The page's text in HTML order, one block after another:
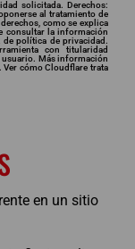
solicitada. Derechos:
al tratamiento de
como se explica
consultar la información
política de privacidad.
con titularidad
usuario. Más información
Ver cómo Cloudflare trata
en un sitio